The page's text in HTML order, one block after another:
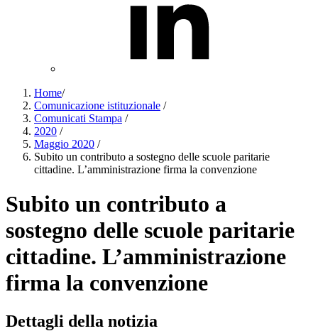
Home/
Comunicazione istituzionale /
Comunicati Stampa /
2020 /
Maggio 2020 /
Subito un contributo a sostegno delle scuole paritarie
cittadine. L’amministrazione firma la convenzione
Subito un contributo a
sostegno delle scuole paritarie
cittadine. L’amministrazione
firma la convenzione
Dettagli della notizia